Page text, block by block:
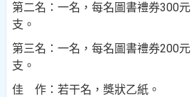
第二名：一名，每名圖書禮券300元
支。
第三名：一名，每名圖書禮券200元
支。
佳 作：若干名，獎狀乙紙。